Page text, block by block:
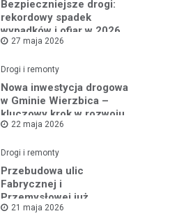
Bezpieczniejsze drogi:
rekordowy spadek
wypadków i ofiar w 2026
roku27 maja 2026
Drogi i remonty
Nowa inwestycja drogowa
w Gminie Wierzbica –
kluczowy krok w rozwoju
regionu
22 maja 2026
Drogi i remonty
Przebudowa ulic
Fabrycznej i
Przemysłowej już
ruszyła!
21 maja 2026